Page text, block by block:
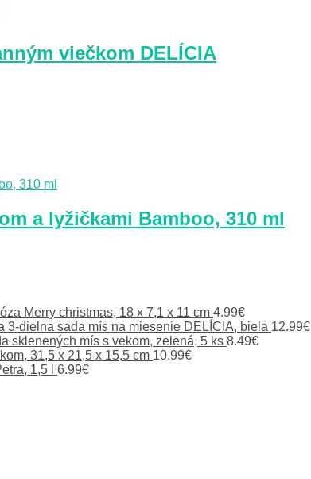
viečkom DELÍCIA
a lyžičkami Bamboo, 310 ml
Merry christmas, 18 x 7,1 x 11 cm 4.99€
3-dielna sada mís na miesenie DELÍCIA, biela 12.99€
sklenených mís s vekom, zelená, 5 ks 8.49€
31,5 x 21,5 x 15,5 cm 10.99€
1,5 l
6.99€